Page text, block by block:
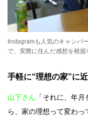
Instagramも人気のキャンパ
で、実際に住んだ感想を根掘
手軽に“理想の家”に
山下さん 「それに、年
ら、家の理想って変わ